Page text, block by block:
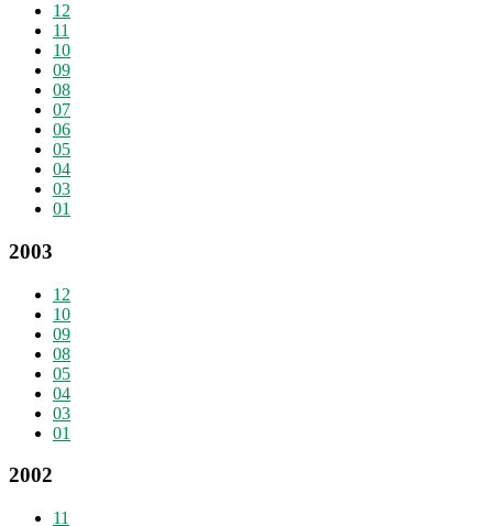
12
11
10
09
08
07
06
05
04
03
01
2003
12
10
09
08
05
04
03
01
2002
11